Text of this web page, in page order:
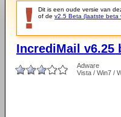
Dit is een oude versie van
of de v2.5 Beta (laatste beta
IncrediMail v6.25
Adware
Vista / Win7 /